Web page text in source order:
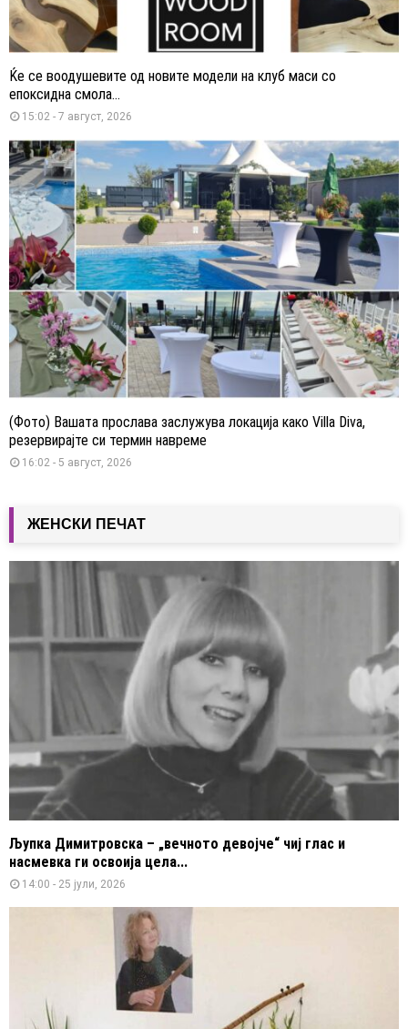
Ќе се воодушевите од новите модели на клуб маси со
епоксидна смола...
15:02 - 7 август, 2026
(Фото) Вашата прослава заслужува локација како Villa Diva,
резервирајте си термин навреме
16:02 - 5 август, 2026
ЖЕНСКИ ПЕЧАТ
Љупка Димитровска – „вечното девојче“ чиј глас и
насмевка ги освоија цела...
14:00 - 25 јули, 2026